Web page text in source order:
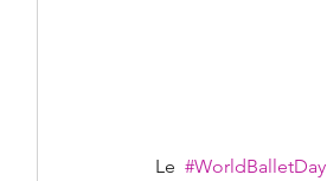
Le #WorldBalletDay